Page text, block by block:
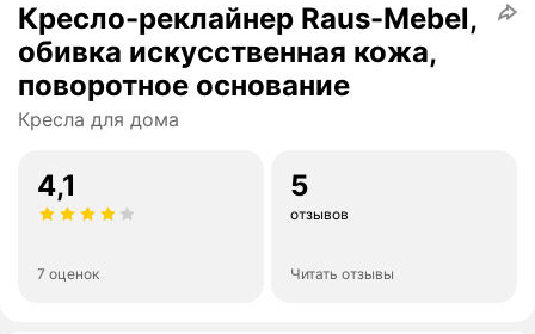
Кресло-реклайнер Raus-Mebel,
обивка искусственная кожа,
поворотное основание
Кресла для дома
4,1
7 оценок
5
отзывов
Читать отзывы